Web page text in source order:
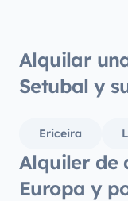
Alquilar
Setubal y
Ericeira
Alquiler de
Europa y